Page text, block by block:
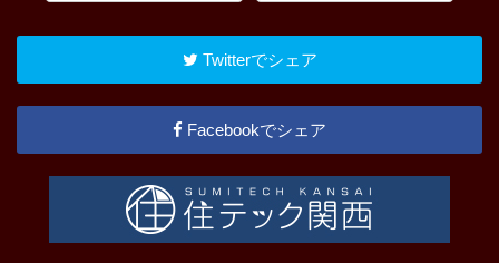
Twitterでシェア
Facebookでシェア